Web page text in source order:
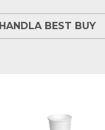
HANDLA BEST BUY